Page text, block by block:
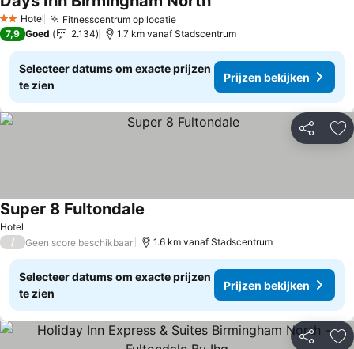
2 Sterren
Hotel Fitnesscentrum op locatie
7,9 Goed 2.134 1.7 km vanaf Stadscentrum
Selecteer datums om exacte prijzen
te zien
Prijzen bekijken
Delen
Hotel
Super 8 Fultondale
/ Geen score beschikbaar 1.6 km vanaf Stadscentrum
Selecteer datums om exacte prijzen
te zien
Prijzen bekijken
Delen